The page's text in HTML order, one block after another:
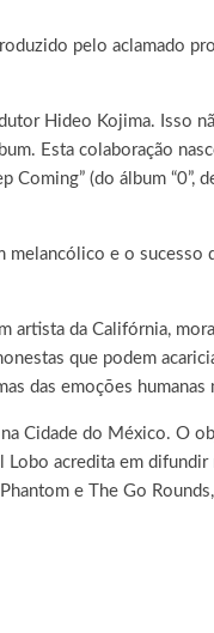
pelo aclamado
Hideo Kojima. Isso
Esta colaboração
Coming” (do álbum “0”,
e o sucesso
artista da Califórnia,
que podem
das emoções humanas
Cidade do México. O
acredita em
e The Go